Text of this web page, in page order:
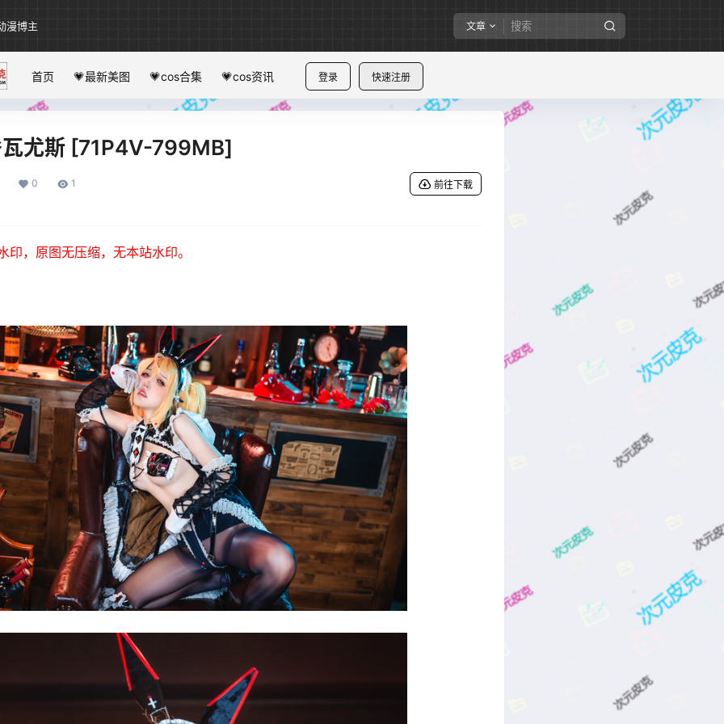
漫博主 文章
登录 快速注册
首页 💗最新美图 💗cos合集 💗cos资讯
尤斯 [71P4V-799MB]
0 1 前往下载
印，原图无压缩，无本站水印。